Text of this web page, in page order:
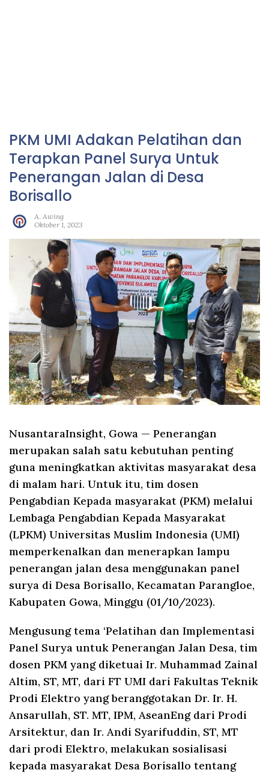
PKM UMI Adakan Pelatihan dan
Terapkan Panel Surya Untuk
Penerangan Jalan di Desa
Borisallo
A. Awing
Oktober 1, 2023
NusantaraInsight, Gowa — Penerangan
merupakan salah satu kebutuhan penting
guna meningkatkan aktivitas masyarakat desa
di malam hari. Untuk itu, tim dosen
Pengabdian Kepada masyarakat (PKM) melalui
Lembaga Pengabdian Kepada Masyarakat
(LPKM) Universitas Muslim Indonesia (UMI)
memperkenalkan dan menerapkan lampu
penerangan jalan desa menggunakan panel
surya di Desa Borisallo, Kecamatan Parangloe,
Kabupaten Gowa, Minggu (01/10/2023).
Mengusung tema ‘Pelatihan dan Implementasi
Panel Surya untuk Penerangan Jalan Desa, tim
dosen PKM yang diketuai Ir. Muhammad Zainal
Altim, ST, MT, dari FT UMI dari Fakultas Teknik
Prodi Elektro yang beranggotakan Dr. Ir. H.
Ansarullah, ST. MT, IPM, AseanEng dari Prodi
Arsitektur, dan Ir. Andi Syarifuddin, ST, MT
dari prodi Elektro, melakukan sosialisasi
kepada masyarakat Desa Borisallo tentang